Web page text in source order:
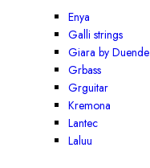
Enya
Galli strings
Giara by Duende
Grbass
Grguitar
Kremona
Lantec
Laluu